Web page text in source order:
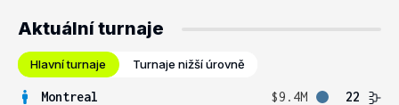
Aktuální turnaje
Hlavní turnaje Turnaje nižší úrovně
Montreal $9.4M
22